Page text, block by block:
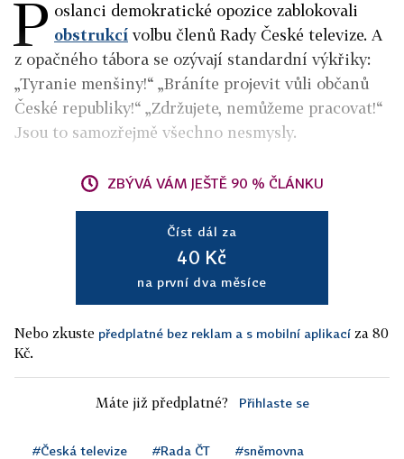
P oslanci demokratické opozice zablokovali
obstrukcí volbu členů Rady České televize. A
z opačného tábora se ozývají standardní výkřiky:
„Tyranie menšiny!“ „Bráníte projevit vůli občanů
České republiky!“ „Zdržujete, nemůžeme pracovat!“
Jsou to samozřejmě všechno nesmysly.
ZBÝVÁ VÁM JEŠTĚ 90 % ČLÁNKU
Číst dál za
40 Kč
na první dva měsíce
Nebo zkuste předplatné bez reklam a s mobilní aplikací za 80
Kč.
Máte již předplatné? Přihlaste se
#Česká televize #Rada ČT #sněmovna